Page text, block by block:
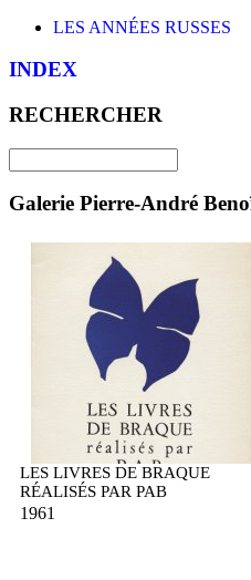
LES ANNÉES RUSSES
INDEX
RECHERCHER
Galerie Pierre-André
LES LIVRES DE BRAQUE
RÉALISÉS PAR PAB
1961